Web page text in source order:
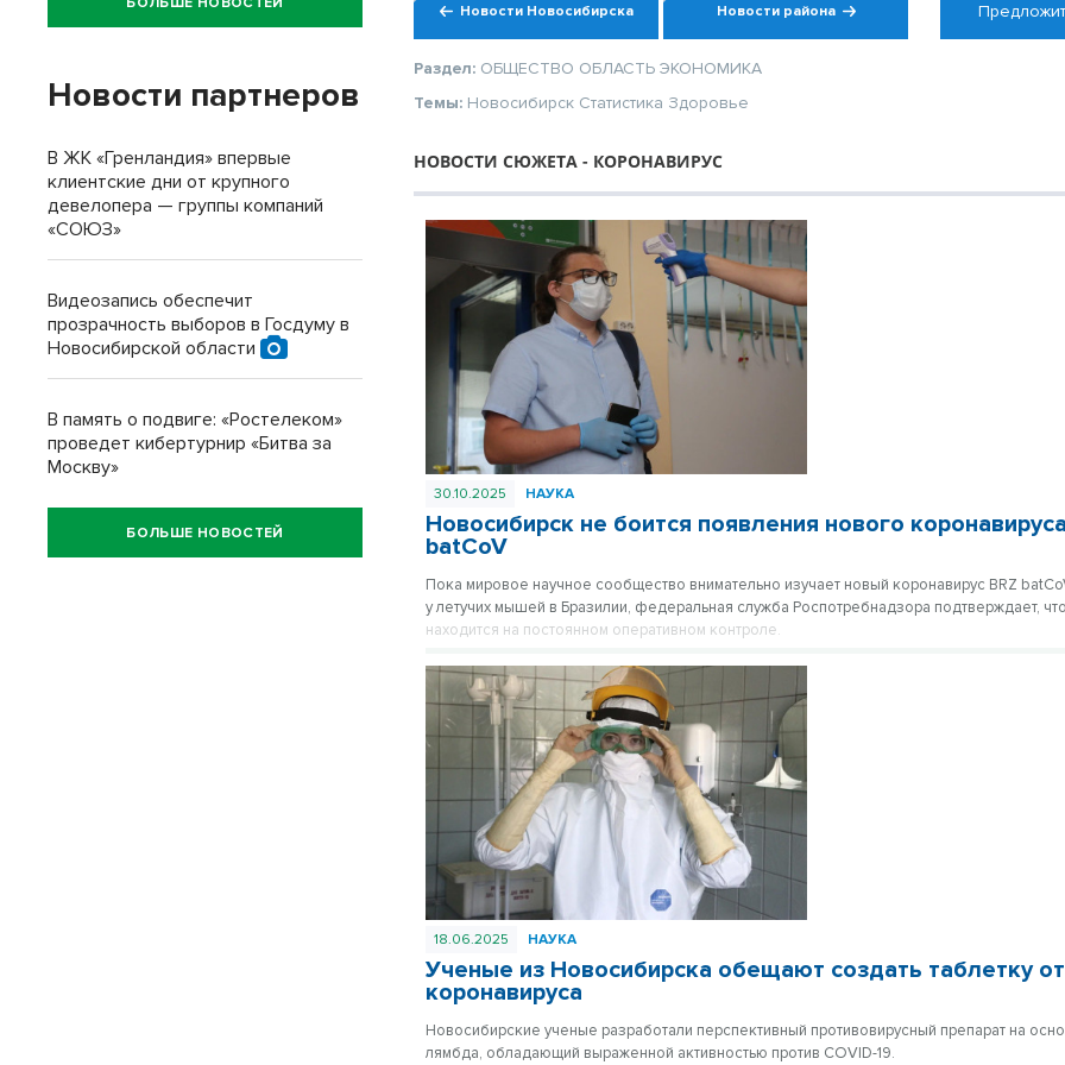
Новости Новосибирска Новости района
Раздел: ОБЩЕСТВО ОБЛАСТЬ ЭКОНОМИКА
Темы: Новосибирск Статистика Здоровье
НОВОСТИ СЮЖЕТА - КОРОНАВИРУС
30.10.2025 НАУКА
Новосибирск не боится появления нового
batCoV
Пока мировое научное сообщество внимательно изучает новый коронавирус BRZ
у летучих мышей в Бразилии, федеральная служба Роспотребнадзора подтверждает,
находится на постоянном оперативном контроле.
18.06.2025 НАУКА
Ученые из Новосибирска обещают создать таблетку от
коронавируса
Новосибирские ученые разработали перспективный противовирусный препарат на
лямбда, обладающий выраженной активностью против COVID-19.
Новости партнеров
В ЖК «Гренландия» впервые
клиентские дни от крупного
девелопера — группы компаний
«СОЮЗ»
Видеозапись обеспечит
прозрачность выборов в Госдуму в
Новосибирской области
В память о подвиге: «Ростелеком»
проведет кибертурнир «Битва за
Москву»
БОЛЬШЕ НОВОСТЕЙ